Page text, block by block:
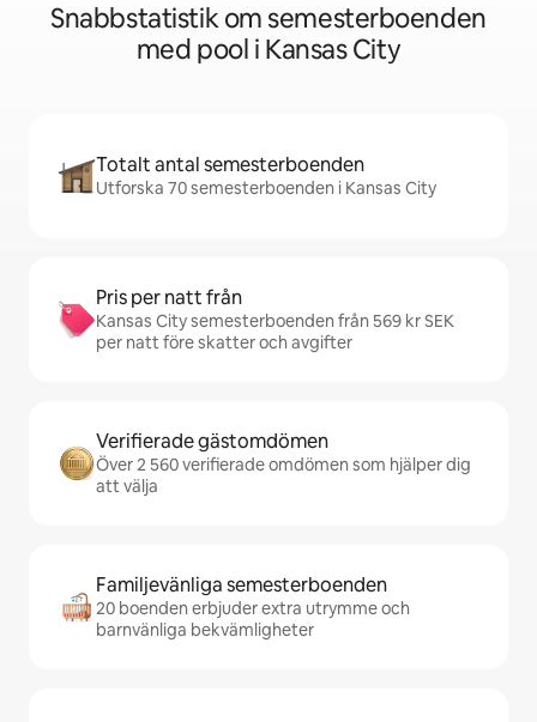
Snabbstatistik om semesterboenden
med pool i Kansas City
Totalt antal semesterboenden
Utforska 70 semesterboenden i Kansas City
Pris per natt från
Kansas City semesterboenden från 569 kr SEK
per natt före skatter och avgifter
Verifierade gästomdömen
Över 2 560 verifierade omdömen som hjälper dig
att välja
Familjevänliga semesterboenden
20 boenden erbjuder extra utrymme och
barnvänliga bekvämligheter